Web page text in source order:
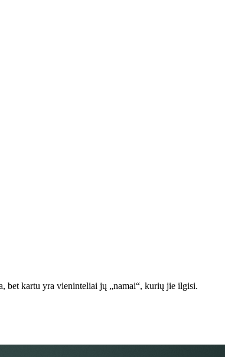
bet kartu yra vieninteliai jų „namai“, kurių jie ilgisi.